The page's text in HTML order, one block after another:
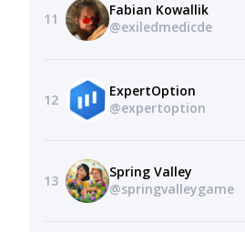
11
Fabian Kowallik
@exiledmedicde
12
ExpertOption
@expertoption
13
Spring Valley
@springvalleygame